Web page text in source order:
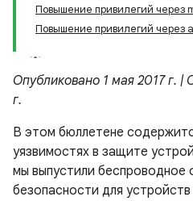
Повышение привилегий через
Повышение привилегий через
Опубликовано 1 мая 2017 г. |
г.
В этом бюллетене
уязвимостях в защите
мы выпустили беспроводное
безопасности для